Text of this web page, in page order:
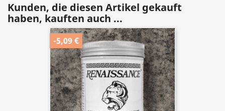
Kunden, die diesen Artikel gekauft
haben, kauften auch ...
-5,09 €